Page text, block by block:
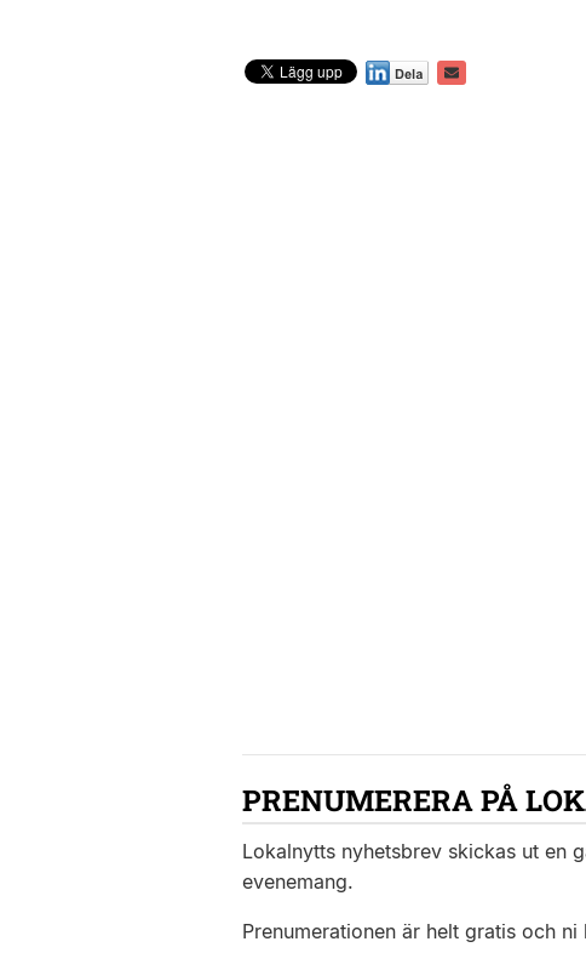
PRENUMERERA PÅ
Lokalnytts nyhetsbrev skickas ut en
evenemang.
Prenumerationen är helt gratis och